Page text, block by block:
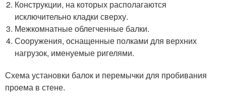
Конструкции, на которых располагаются
исключительно кладки сверху.
Межкомнатные облегченные балки.
Сооружения, оснащенные полками для верхних
нагрузок, именуемые ригелями.
Схема установки балок и перемычки для пробивания
проема в стене.